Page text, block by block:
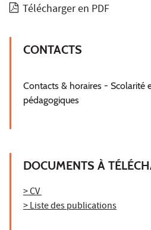
Télécharger en PDF
CONTACTS
Contacts & horaires - Scolarité
pédagogiques
DOCUMENTS À
> CV
> Liste des publications